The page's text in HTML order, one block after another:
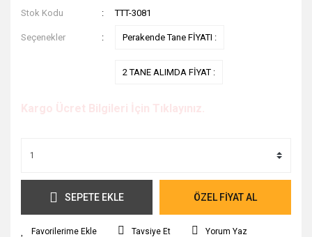
Stok Kodu
TTT-3081
Seçenekler Perakende Tane FİYATI :
2 TANE ALIMDA FİYAT :
Kargo Ücret Bilgileri İçin Tıklayınız.
SEPETE EKLE ÖZEL FİYAT AL
Tavsiye Et Yorum Yaz